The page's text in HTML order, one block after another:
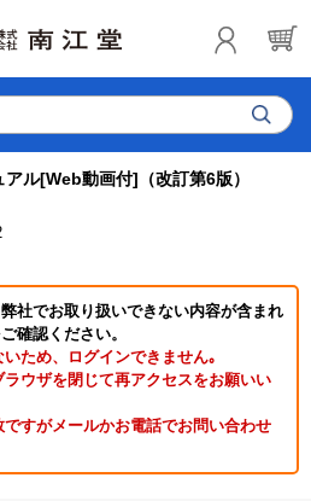
ル[Web動画付]（改訂第6版）
社でお取り扱いできない内容が含まれ
確認ください。
ため、ログインできません｡
ウザを閉じて再アクセスをお願いい
すがメールかお電話でお問い合わせ